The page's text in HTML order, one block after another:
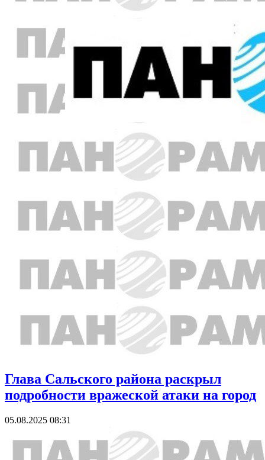
Глава Сальского района раскрыл
подробности вражеской атаки на город
05.08.2025 08:31